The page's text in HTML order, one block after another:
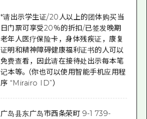
*请出示学生证/20人以上的团体购买当
日门票可享受20％的折扣/已签发晚期
老年人医疗保险卡，身体残疾证，康复
证明和精神障碍健康福利证书的人可以
免费查看，因此请在接待处出示每本笔
记本等。（你也可以使用智能手机应用程
序 “Mirairo ID”）
广岛县东广岛市西条荣町 9-1 739-